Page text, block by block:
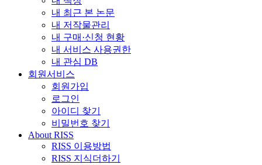
내 최근 본 논문
내 저작물관리
내 구매·신청 현황
내 서비스 사용권한
내 관심 DB
회원서비스
회원가입
로그인
아이디 찾기
비밀번호 찾기
About RISS
RISS 이용방법
RISS 지식더하기